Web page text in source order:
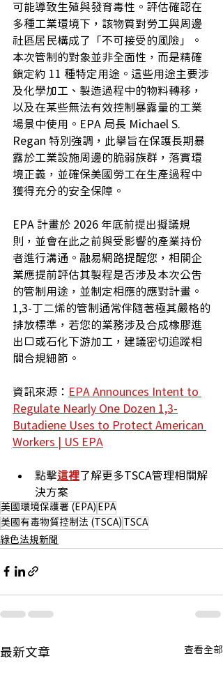
可能導致生殖與發育毒性。評估確認在
多種工業環境下，該物質對勞工與周邊
社區居民構成了「不可接受的風險」。
本次管制的對象並非全面性，而是精確
鎖定約 11 種特定用途。這些用途主要涉
及化學加工、製造過程中的物料轉移，
以及在某些無法有效控制暴露量的工業
場景中使用。EPA 局長 Michael S.
Regan 特別強調，此舉旨在保護長期暴
露於工業設施周邊的脆弱族群，落實環
境正義，並確保美國勞工在生產過程中
獲得充分的安全保障。
EPA 計畫於 2026 年底前提出擬議規
則，並會在此之前與受影響的產業持份
者進行溝通。融易網路提醒您，相關企
業應提前評估其製程是否涉及本次公告
的管制用途，並制定相應的應對計畫。
1,3-丁二烯的管制通常伴隨著極其嚴格的
排放標準，若您的業務涉及合成橡膠進
出口或石化下游加工，建議密切追蹤相
關合規細節。
資訊來源： EPA Announces Intent to
Regulate Nearly One Dozen 1,3-
Butadiene Uses to Protect American
Workers | US EPA
點擊這裡了解更多TSCA管理相關解
決方案
美國環境保護署 (EPA) EPA
美國有毒物質控制法 (TSCA) TSCA
綠色法規新聞
最新文章 查看全部